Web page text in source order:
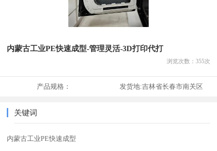
内蒙古工业PE快速成型-管理灵活-3D打印代打
浏览次数： 355次
产品规格： 发货地:吉林省长春市南关区
关键词
内蒙古工业PE快速成型